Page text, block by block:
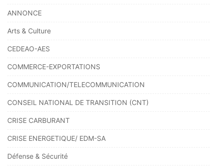
ANNONCE
Arts & Culture
CEDEAO-AES
COMMERCE-EXPORTATIONS
COMMUNICATION/TELECOMMUNICATION
CONSEIL NATIONAL DE TRANSITION (CNT)
CRISE CARBURANT
CRISE ENERGETIQUE/ EDM-SA
Défense & Sécurité